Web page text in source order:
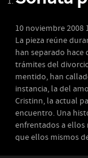
10 noviembre 2008
La pieza reúne
han separado
trámites del
mentido, han
instancia, la del
Cristinn, la actual
encuentro. Una
enfrentados a ellos
que ellos mismos